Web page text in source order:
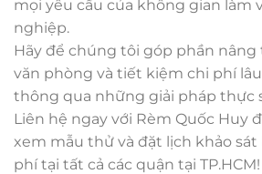
mọi yêu cầu của không gian làm
nghiệp.
Hãy để chúng tôi góp phần
văn phòng và tiết kiệm chi phí
thông qua những giải pháp thực
Liên hệ ngay với Rèm Quốc Huy
xem mẫu thử và đặt lịch khảo
phí tại tất cả các quận tại TP.HCM!